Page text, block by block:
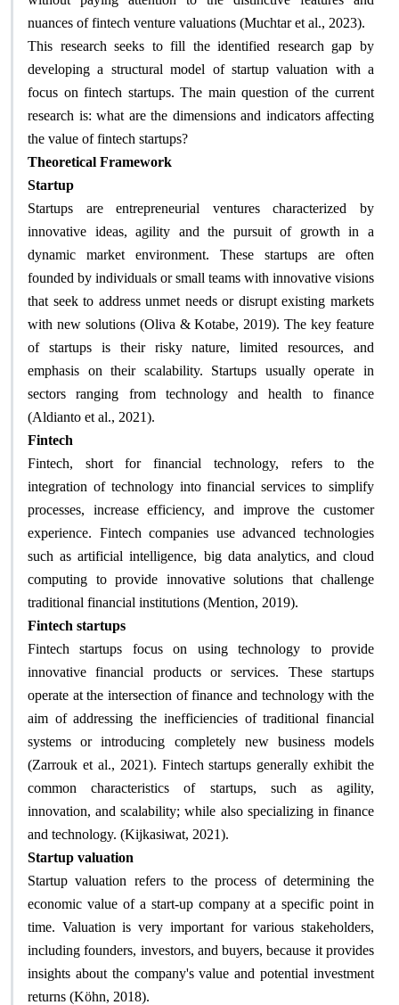
nuances of fintech venture valuations (Muchtar et al., 2023).
This research seeks to fill the identified research gap by
developing a structural model of startup valuation with a
focus on fintech startups. The main question of the current
research is: what are the dimensions and indicators affecting
the value of fintech startups?
Theoretical Framework
Startup
Startups are entrepreneurial ventures characterized by
innovative ideas, agility and the pursuit of growth in a
dynamic market environment. These startups are often
founded by individuals or small teams with innovative visions
that seek to address unmet needs or disrupt existing markets
with new solutions (Oliva & Kotabe, 2019). The key feature
of startups is their risky nature, limited resources, and
emphasis on their scalability. Startups usually operate in
sectors ranging from technology and health to finance
(Aldianto et al., 2021).
Fintech
Fintech, short for financial technology, refers to the
integration of technology into financial services to simplify
processes, increase efficiency, and improve the customer
experience. Fintech companies use advanced technologies
such as artificial intelligence, big data analytics, and cloud
computing to provide innovative solutions that challenge
traditional financial institutions (Mention, 2019).
Fintech startups
Fintech startups focus on using technology to provide
innovative financial products or services. These startups
operate at the intersection of finance and technology with the
aim of addressing the inefficiencies of traditional financial
systems or introducing completely new business models
(Zarrouk et al., 2021). Fintech startups generally exhibit the
common characteristics of startups, such as agility,
innovation, and scalability; while also specializing in finance
and technology. (Kijkasiwat, 2021).
Startup valuation
Startup valuation refers to the process of determining the
economic value of a start-up company at a specific point in
time. Valuation is very important for various stakeholders,
including founders, investors, and buyers, because it provides
insights about the company's value and potential investment
returns (Köhn, 2018).